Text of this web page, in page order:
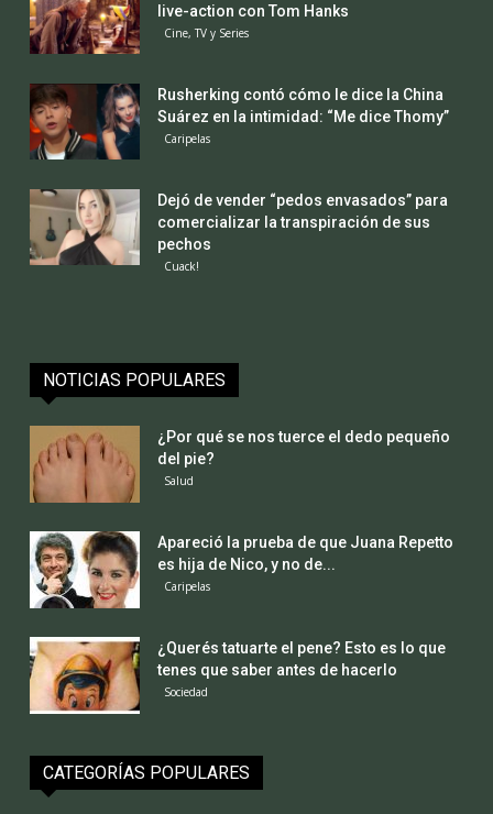
live-action con Tom Hanks
Cine, TV y Series
Rusherking contó cómo le dice la China
Suárez en la intimidad: “Me dice Thomy”
Caripelas
Dejó de vender “pedos envasados” para
comercializar la transpiración de sus
pechos
Cuack!
NOTICIAS POPULARES
¿Por qué se nos tuerce el dedo pequeño
del pie?
Salud
Apareció la prueba de que Juana Repetto
es hija de Nico, y no de...
Caripelas
¿Querés tatuarte el pene? Esto es lo que
tenes que saber antes de hacerlo
Sociedad
CATEGORÍAS POPULARES